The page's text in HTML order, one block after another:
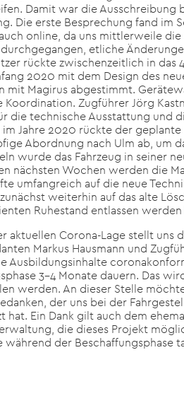
Damit war die Ausschreibung
Die erste Besprechung fand im
online, da uns mittlerweile
etliche
rückte zwischenzeitlich in das
2020 mit dem Design des
mit Magirus abgestimmt.
Zugführer Jörg
die technische Ausstattung und
im Jahre 2020 rückte der
Abordnung nach Ulm ab, um
wurde das Fahrzeug in seiner
nächsten Wochen werden die
umfangreich auf die neue
zunächst weiterhin auf das alte
Ruhestand entlassen werden
aktuellen Corona-Lage stellt uns
Markus Hausmann und
Ausbildungsinhalte
3–4 Monate dauern. Das
werden. An dieser Stelle
der uns bei der
hat. Ein Dank gilt auch dem
die dieses Projekt
während der Beschaffungsphase